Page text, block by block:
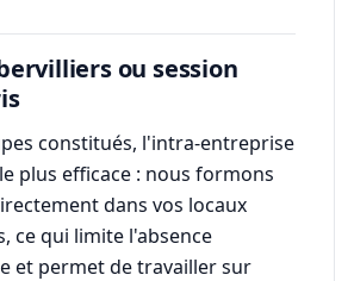
ou session
constitués, l'intra-entreprise
plus efficace : nous formons
dans vos locaux
ce qui limite l'absence
et permet de travailler sur